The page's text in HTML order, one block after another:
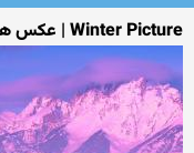
Winter Picture | عکس های زمستانی